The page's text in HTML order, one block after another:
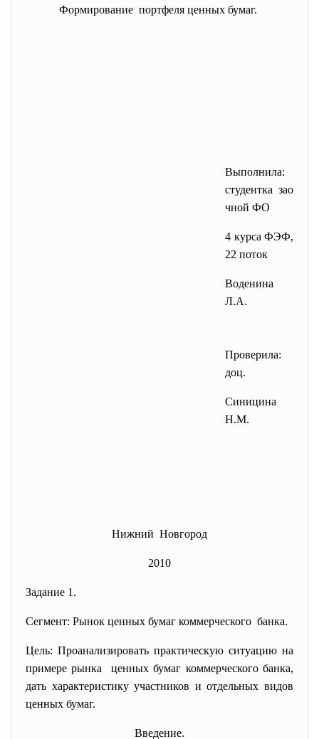
Формирование портфеля ценных бумаг.
Выполнила:
студентка зао
чной ФО
4 курса ФЭФ,
22 поток
Воденина
Л.А.
Проверила:
доц.
Синицина
Н.М.
Нижний Новгород
2010
Задание 1.
Сегмент: Рынок ценных бумаг коммерческого банка.
Цель: Проанализировать практическую ситуацию на
примере рынка ценных бумаг коммерческого банка,
дать характеристику участников и отдельных видов
ценных бумаг.
Введение.